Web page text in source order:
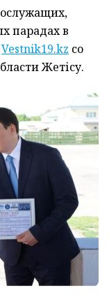
парадах в
Vestnik19.kz со
Жетісу.